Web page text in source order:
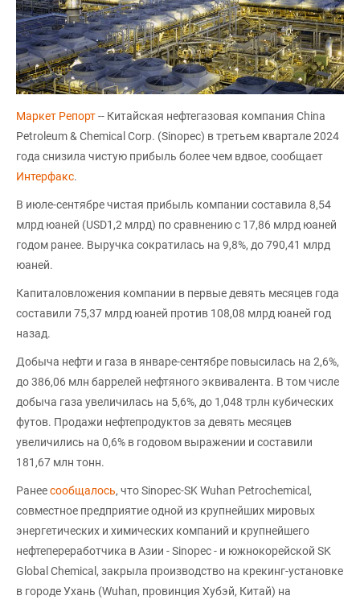
Маркет Репорт-- Китайская нефтегазовая компания China
Petroleum & Chemical Corp. (Sinopec) в третьем квартале 2024
года снизила чистую прибыль более чем вдвое, сообщает
Интерфакс.
В июле-сентябре чистая прибыль компании составила 8,54
млрд юаней (USD1,2 млрд) по сравнению с 17,86 млрд юаней
годом ранее. Выручка сократилась на 9,8%, до 790,41 млрд
юаней.
Капиталовложения компании в первые девять месяцев года
составили 75,37 млрд юаней против 108,08 млрд юаней год
назад.
Добыча нефти и газа в январе-сентябре повысилась на 2,6%,
до 386,06 млн баррелей нефтяного эквивалента. В том числе
добыча газа увеличилась на 5,6%, до 1,048 трлн кубических
футов. Продажи нефтепродуктов за девять месяцев
увеличились на 0,6% в годовом выражении и составили
181,67 млн тонн.
Ранеесообщалось, что Sinopec-SK Wuhan Petrochemical,
совместное предприятие одной из крупнейших мировых
энергетических и химических компаний и крупнейшего
нефтепереработчика в Азии - Sinopec - и южнокорейской SK
Global Chemical, закрыла производство на крекинг-установке
в городе Ухань (Wuhan, провинция Хубэй, Китай) на